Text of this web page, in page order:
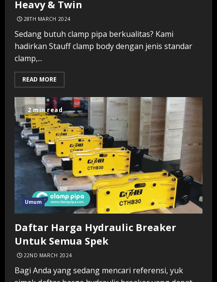
Heavy & Twin
28TH MARCH 2024
Sedang butuh clamp pipa berkualitas? Kami
hadirkan Stauff clamp body dengan jenis standar
clamp,...
READ MORE
2 min read
Umum
Daftar Harga Hydraulic Breaker
Untuk Semua Spek
22ND MARCH 2024
Bagi Anda yang sedang mencari referensi, yuk